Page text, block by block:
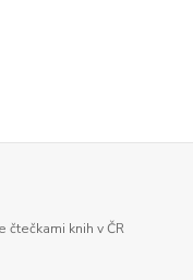
knih v ČR